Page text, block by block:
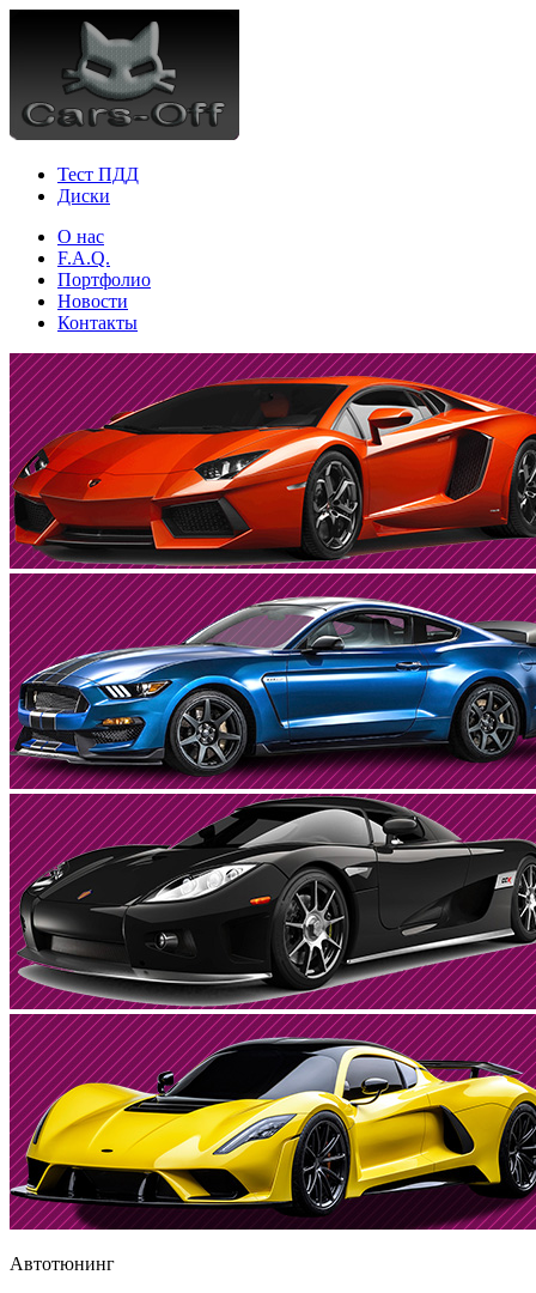
Тест ПДД
Диски
О нас
F.A.Q.
Портфолио
Новости
Контакты
Автотюнинг